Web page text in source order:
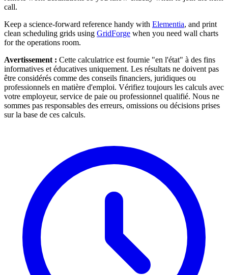
call.
Keep a science-forward reference handy with Elementia, and print
clean scheduling grids using GridForge when you need wall charts
for the operations room.
Avertissement : Cette calculatrice est fournie "en l'état" à des fins
informatives et éducatives uniquement. Les résultats ne doivent pas
être considérés comme des conseils financiers, juridiques ou
professionnels en matière d'emploi. Vérifiez toujours les calculs avec
votre employeur, service de paie ou professionnel qualifié. Nous ne
sommes pas responsables des erreurs, omissions ou décisions prises
sur la base de ces calculs.